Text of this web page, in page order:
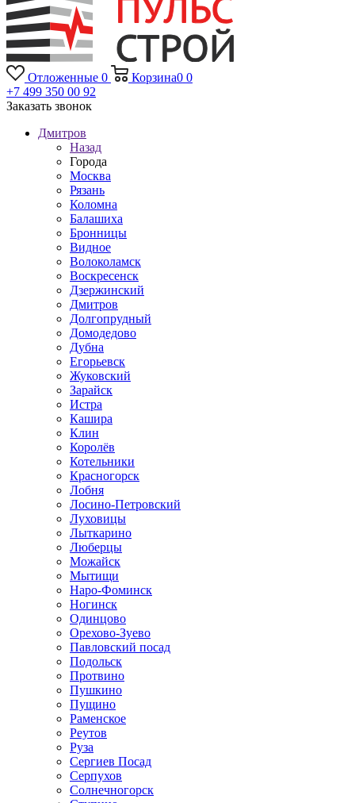
Отложенные 0 Корзина0 0
+7 499 350 00 92
Заказать звонок
Дмитров
Назад
Города
Москва
Рязань
Коломна
Балашиха
Бронницы
Видное
Волоколамск
Воскресенск
Дзержинский
Дмитров
Долгопрудный
Домодедово
Дубна
Егорьевск
Жуковский
Зарайск
Истра
Кашира
Клин
Королёв
Котельники
Красногорск
Лобня
Лосино-Петровский
Луховицы
Лыткарино
Люберцы
Можайск
Мытищи
Наро-Фоминск
Ногинск
Одинцово
Орехово-Зуево
Павловский посад
Подольск
Протвино
Пушкино
Пущино
Раменское
Реутов
Руза
Сергиев Посад
Серпухов
Солнечногорск